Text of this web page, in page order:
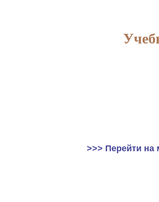
>>> Перейти на